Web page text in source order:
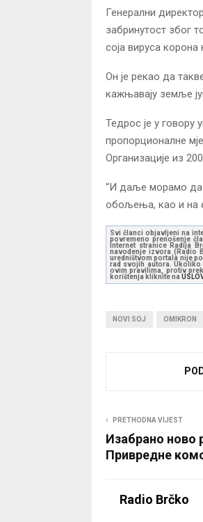
Генерални
забринутост због
соја вируса
Он је рекао да
кажњавају земље
Тедрос је у
пропорционалне
Организације из
“И даље морамо да
обољења, као и на
Svi članci objavljeni na
povremeno prenošenje
Internet stranice Radija
navođenje izvora (Radio
uredništvom portala nije
rad svojih autora. Ukoliko
ovim pravilima, protiv
korištenja kliknite na
NOVI SOJ OMIKRON
PRETHODNA VIJEST
Изабрано ново
Привредне
Radio Brčko